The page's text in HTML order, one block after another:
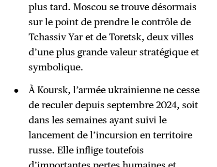
plus tard. Moscou se trouve désormais
sur le point de prendre le contrôle de
Tchassiv Yar et de Toretsk, deux villes
d’une plus grande valeurstratégique et
symbolique.
À Koursk, l’armée ukrainienne ne cesse
de reculer depuis septembre 2024, soit
dans les semaines ayant suivi le
lancement de l’incursion en territoire
russe. Elle inflige toutefois